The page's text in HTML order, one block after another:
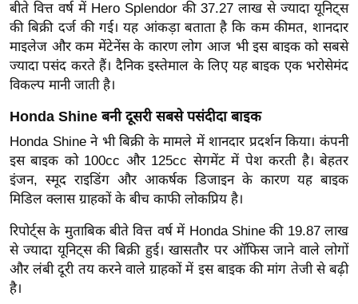
यं
ग
इं
डि
सा
हि
त्य
ज
ग
त
ऑ
टो
व
बीते वित्त वर्ष में Hero Splendor की 37.27 लाख से ज्यादा यूनिट्स
की बिक्री दर्ज की गई। यह आंकड़ा बताता है कि कम कीमत, शानदार
माइलेज और कम मेंटेनेंस के कारण लोग आज भी इस बाइक को सबसे
ज्यादा पसंद करते हैं। दैनिक इस्तेमाल के लिए यह बाइक एक भरोसेमंद
विकल्प मानी जाती है।
Honda Shine बनी दूसरी सबसे पसंदीदा बाइक
Honda Shine ने भी बिक्री के मामले में शानदार प्रदर्शन किया। कंपनी
इस बाइक को 100cc और 125cc सेगमेंट में पेश करती है। बेहतर
इंजन, स्मूद राइडिंग और आकर्षक डिजाइन के कारण यह बाइक
मिडिल क्लास ग्राहकों के बीच काफी लोकप्रिय है।
रिपोर्ट्स के मुताबिक बीते वित्त वर्ष में Honda Shine की 19.87 लाख
से ज्यादा यूनिट्स की बिक्री हुई। खासतौर पर ऑफिस जाने वाले लोगों
और लंबी दूरी तय करने वाले ग्राहकों में इस बाइक की मांग तेजी से बढ़ी
है।